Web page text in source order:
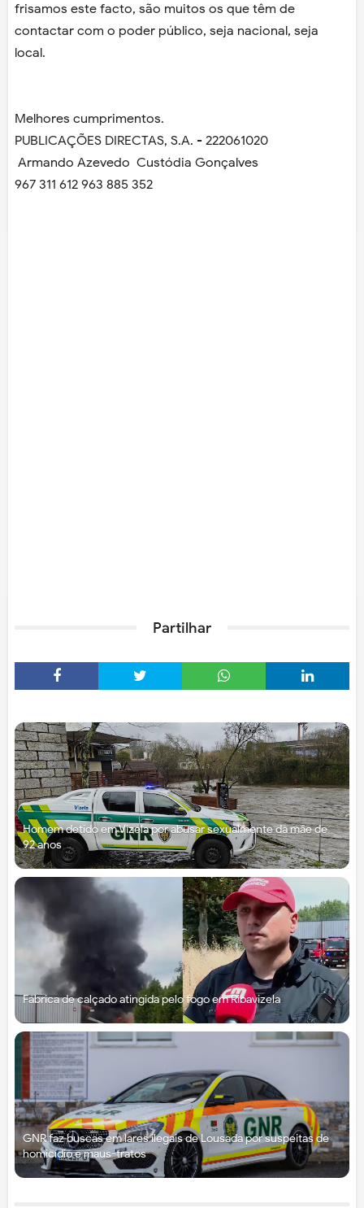
frisamos este facto, são muitos os que têm de
contactar com o poder público, seja nacional, seja
local.
Melhores cumprimentos.
PUBLICAÇÕES DIRECTAS, S.A. - 222061020
­ Armando Azevedo ­ Custódia Gonçalves
967 311 612 963 885 352
Partilhar
Homem detido em Vizela por abusar sexualmente da mãe de
92 anos
Fábrica de calçado atingida pelo fogo em Ribavizela
GNR faz buscas em lares ilegais de Lousada por suspeitas de
homicídio e maus-tratos